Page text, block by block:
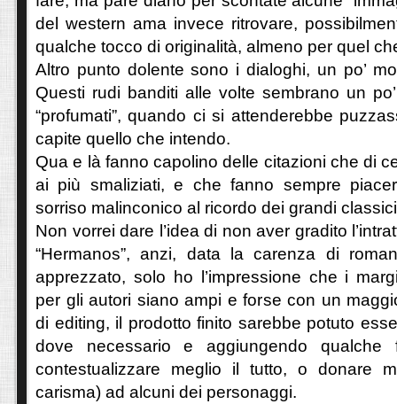
del western ama invece ritrovare,
qualche tocco di originalità, almeno per quel
Altro punto dolente sono i dialoghi, un po’
Questi rudi banditi alle volte sembrano un
“profumati”, quando ci si attenderebbe
capite quello che intendo.
Qua e là fanno capolino delle citazioni che di
ai più smaliziati, e che fanno sempre
sorriso malinconico al ricordo dei grandi
Non vorrei dare l’idea di non aver gradito
“Hermanos”, anzi, data la carenza di
apprezzato, solo ho l’impressione che i
per gli autori siano ampi e forse con un
di editing, il prodotto finito sarebbe potuto
dove necessario e aggiungendo qualche
contestualizzare meglio il tutto, o donare
carisma) ad alcuni dei personaggi.